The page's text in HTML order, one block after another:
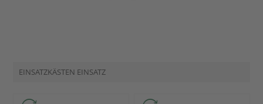
EINSATZKÄSTEN EINSATZ